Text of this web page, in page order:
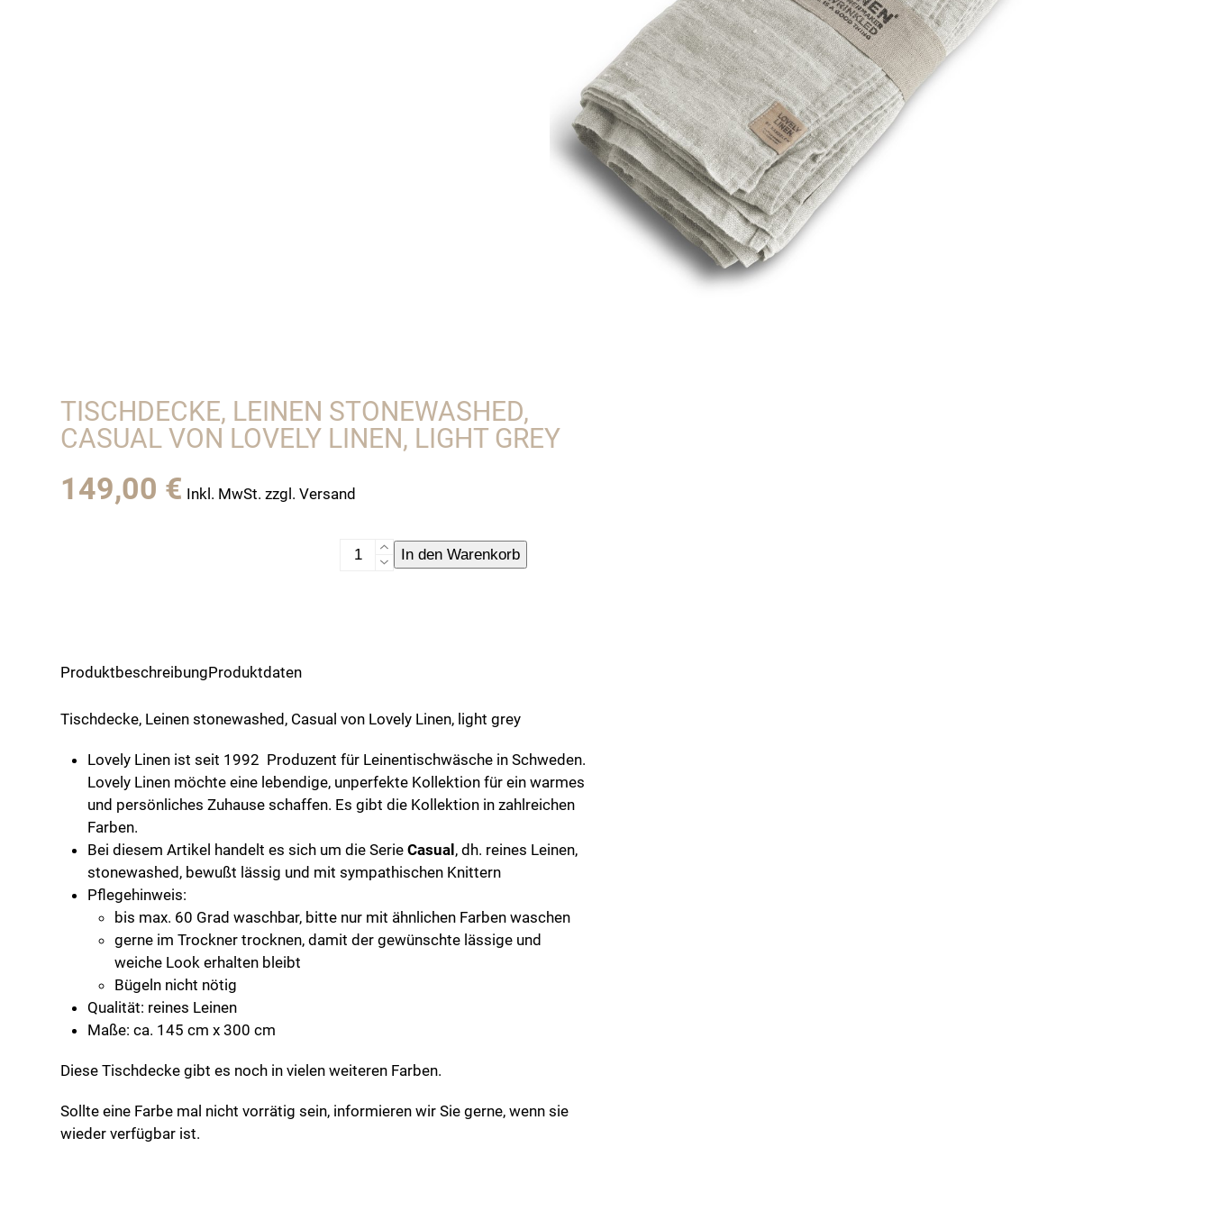
TISCHDECKE, LEINEN STONEWASHED,
CASUAL VON LOVELY LINEN, LIGHT GREY
149,00 € Inkl. MwSt. zzgl. Versand
Tischdecke,
grey
Menge
In den Warenkorb
ProduktbeschreibungProduktdaten
Tischdecke, Leinen stonewashed, Casual von Lovely Linen, light grey
Lovely Linen ist seit 1992 Produzent für Leinentischwäsche in Schweden.
Lovely Linen möchte eine lebendige, unperfekte Kollektion für ein warmes
und persönliches Zuhause schaffen. Es gibt die Kollektion in zahlreichen
Farben.
Bei diesem Artikel handelt es sich um die SerieCasual, dh. reines Leinen,
stonewashed, bewußt lässig und mit sympathischen Knittern
Pflegehinweis:
bis max. 60 Grad waschbar, bitte nur mit ähnlichen Farben waschen
gerne im Trockner trocknen, damit der gewünschte lässige und
weiche Look erhalten bleibt
Bügeln nicht nötig
Qualität: reines Leinen
Maße: ca. 145 cm x 300 cm
Diese Tischdecke gibt es noch in vielen weiteren Farben.
Sollte eine Farbe mal nicht vorrätig sein, informieren wir Sie gerne, wenn sie
wieder verfügbar ist.